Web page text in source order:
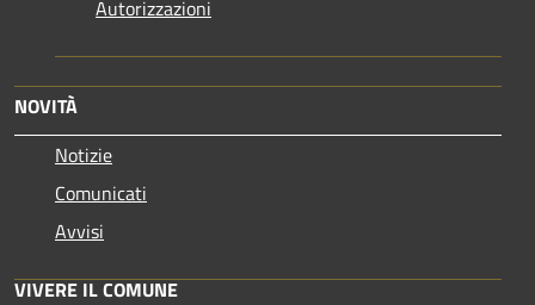
Autorizzazioni
NOVITÀ
Notizie
Comunicati
Avvisi
VIVERE IL COMUNE